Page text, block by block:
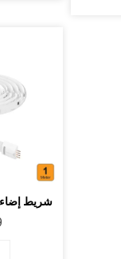
شريط إضاءة